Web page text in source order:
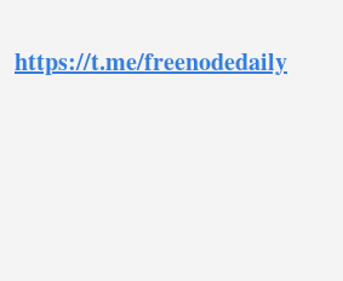
https://t.me/freenodedaily